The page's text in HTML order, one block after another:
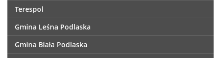
Terespol
Gmina Leśna Podlaska
Gmina Biała Podlaska